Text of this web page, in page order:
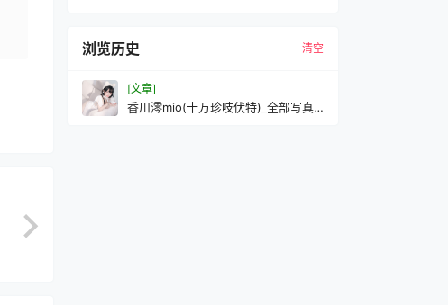
浏览历史 清空
[文章]
香川澪mio(十万珍吱伏特)_全部写真